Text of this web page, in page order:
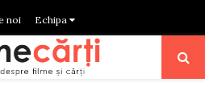
noi Echipa